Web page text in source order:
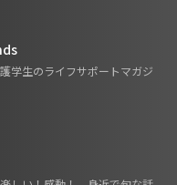
学生のライフサポートマガジ